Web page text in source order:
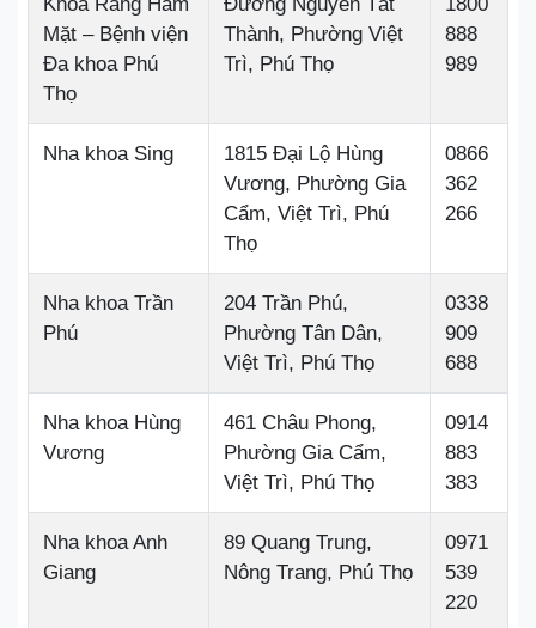
Mặt – Bệnh viện
Đa khoa Phú
Thọ
Thành, Phường Việt
Trì, Phú Thọ
888
989
Nha khoa Sing
1815 Đại Lộ Hùng
Vương, Phường Gia
Cẩm, Việt Trì, Phú
Thọ
0866
362
266
Nha khoa Trần
Phú
204 Trần Phú,
Phường Tân Dân,
Việt Trì, Phú Thọ
0338
909
688
Nha khoa Hùng
Vương
461 Châu Phong,
Phường Gia Cẩm,
Việt Trì, Phú Thọ
0914
883
383
Nha khoa Anh
Giang
89 Quang Trung,
Nông Trang, Phú Thọ
0971
539
220